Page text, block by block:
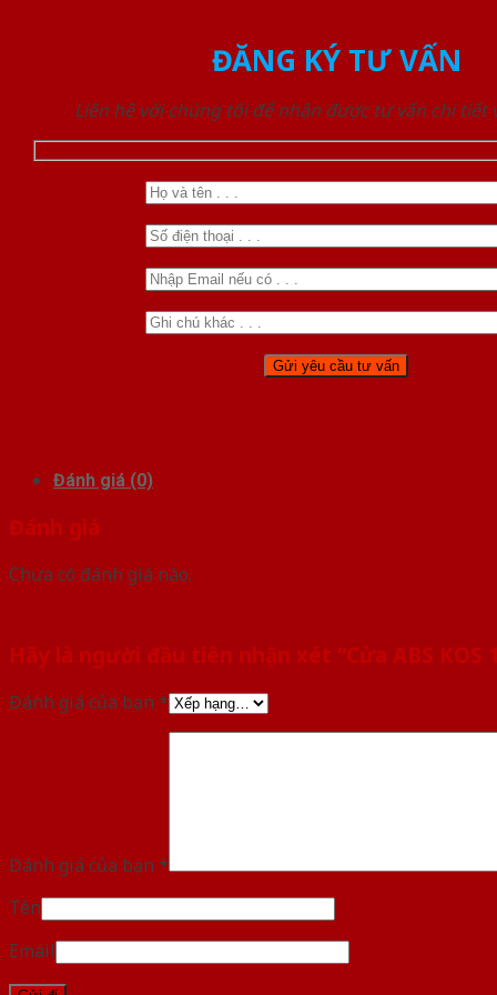
ĐĂNG KÝ TƯ VẤN
Liên hệ với chúng tôi để nhận được tư vấn chi tiết
Đánh giá (0)
Đánh giá
Chưa có đánh giá nào.
Hãy là người đầu tiên nhận xét “Cửa ABS KOS
Đánh giá của bạn *
Đánh giá của bạn *
Tên
Email